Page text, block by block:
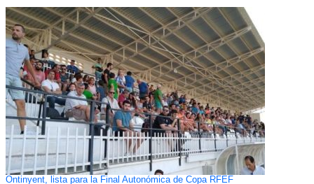
Ontinyent, lista para la Final Autonómica de Copa RFEF